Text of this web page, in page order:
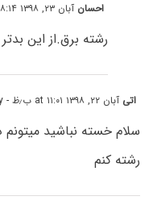
احسان آبان ۲۳, ۱۳۹۸ at ۸:۱۴ ب٫ظ
رشته برق.از این
اتی آبان ۲۲, ۱۳۹۸ at ۱۱:۰۱ ب٫ظ - Reply
سلام خسته نباشید
رشته کنم